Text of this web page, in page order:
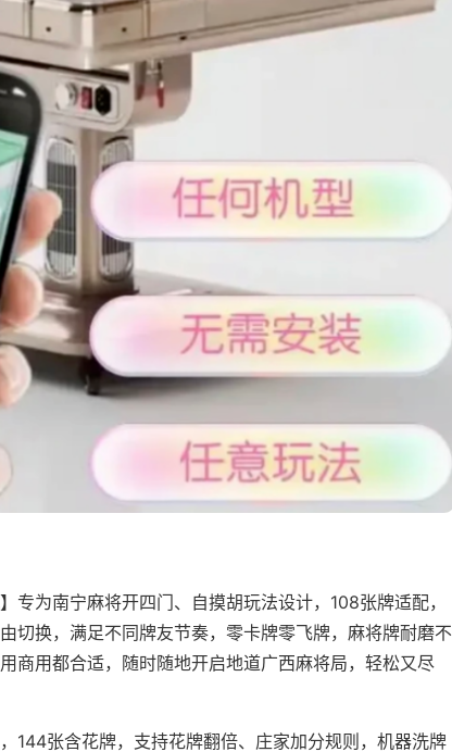
专为南宁麻将开四门、自摸胡玩法设计，108张牌适配，
切换，满足不同牌友节奏，零卡牌零飞牌，麻将牌耐磨不
商用都合适，随时随地开启地道广西麻将局，轻松又尽
144张含花牌，支持花牌翻倍、庄家加分规则，机器洗牌